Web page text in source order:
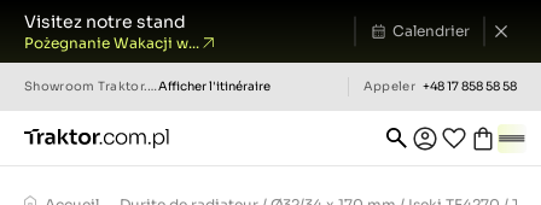
Visitez notre stand
Pożegnanie Wakacji w...
Calendrier
Showroom Traktor.com.pl Afficher l'itinéraire Appeler +48 17 858 58 58